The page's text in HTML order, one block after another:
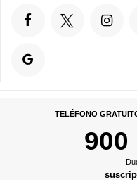
TELÉFONO
900